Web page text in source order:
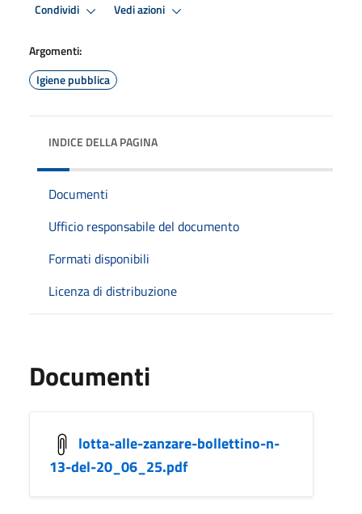
Condividi Vedi azioni
Argomenti:
Igiene pubblica
INDICE DELLA PAGINA
Documenti
Ufficio responsabile del documento
Formati disponibili
Licenza di distribuzione
Documenti
lotta-alle-zanzare-bollettino-n-
13-del-20_06_25.pdf